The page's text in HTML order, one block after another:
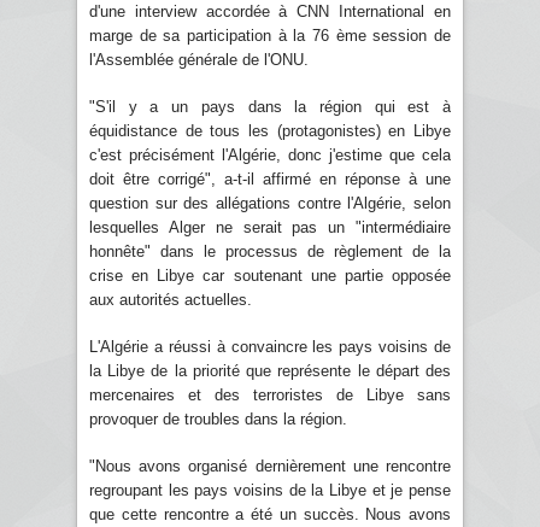
d'une interview accordée à CNN International en
marge de sa participation à la 76 ème session de
l'Assemblée générale de l'ONU.
"S'il y a un pays dans la région qui est à
équidistance de tous les (protagonistes) en Libye
c'est précisément l'Algérie, donc j'estime que cela
doit être corrigé", a-t-il affirmé en réponse à une
question sur des allégations contre l'Algérie, selon
lesquelles Alger ne serait pas un "intermédiaire
honnête" dans le processus de règlement de la
crise en Libye car soutenant une partie opposée
aux autorités actuelles.
L'Algérie a réussi à convaincre les pays voisins de
la Libye de la priorité que représente le départ des
mercenaires et des terroristes de Libye sans
provoquer de troubles dans la région.
"Nous avons organisé dernièrement une rencontre
regroupant les pays voisins de la Libye et je pense
que cette rencontre a été un succès. Nous avons